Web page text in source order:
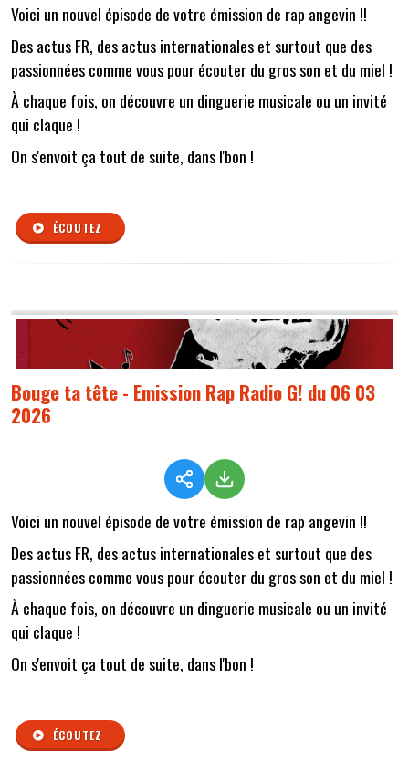
Voici un nouvel épisode de votre émission de rap angevin !!
Des actus FR, des actus internationales et surtout que des
passionnées comme vous pour écouter du gros son et du miel !
À chaque fois, on découvre un dinguerie musicale ou un invité
qui claque !
On s'envoit ça tout de suite, dans l'bon !
ÉCOUTEZ
Bouge ta tête - Emission Rap Radio G! du 06 03
2026
Voici un nouvel épisode de votre émission de rap angevin !!
Des actus FR, des actus internationales et surtout que des
passionnées comme vous pour écouter du gros son et du miel !
À chaque fois, on découvre un dinguerie musicale ou un invité
qui claque !
On s'envoit ça tout de suite, dans l'bon !
ÉCOUTEZ